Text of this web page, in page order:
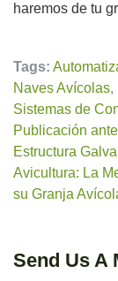
haremos de tu
Tags:
Naves Avícolas,
Sistemas de
Publicación
Estructura
Avicultura: La
su Granja
Send Us A